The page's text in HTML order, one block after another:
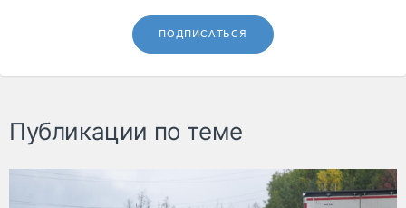
ПОДПИСАТЬСЯ
Публикации по теме